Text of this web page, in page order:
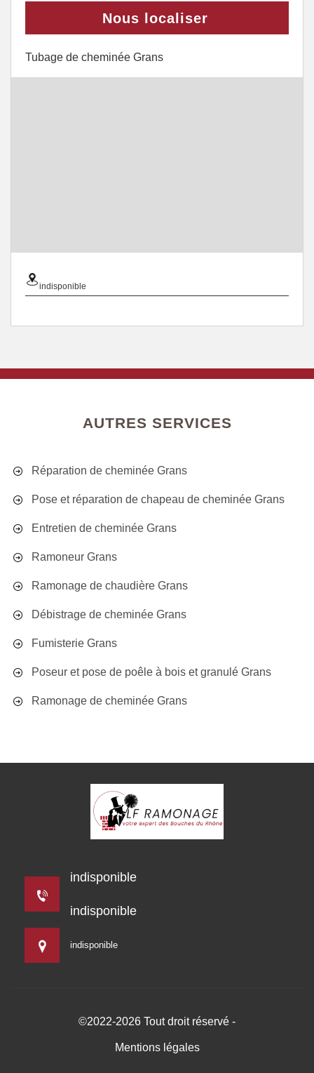
Nous localiser
Tubage de cheminée Grans
indisponible
AUTRES SERVICES
Réparation de cheminée Grans
Pose et réparation de chapeau de cheminée Grans
Entretien de cheminée Grans
Ramoneur Grans
Ramonage de chaudière Grans
Débistrage de cheminée Grans
Fumisterie Grans
Poseur et pose de poêle à bois et granulé Grans
Ramonage de cheminée Grans
indisponible
indisponible
indisponible
©2022-2026 Tout droit réservé -
Mentions légales